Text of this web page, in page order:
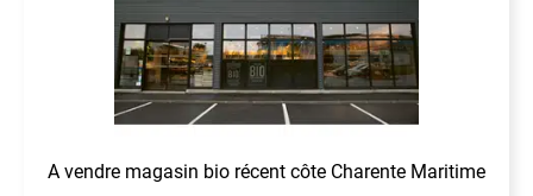
A vendre magasin bio récent côte Charente Maritime